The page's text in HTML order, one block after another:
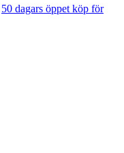
50 dagars öppet köp för